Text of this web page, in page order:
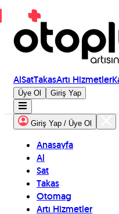
AlSatTakasArtı Hizmetler
Üye Ol Giriş Yap
Giriş Yap / Üye Ol
Anasayfa
Al
Sat
Takas
Otomag
Artı Hizmetler